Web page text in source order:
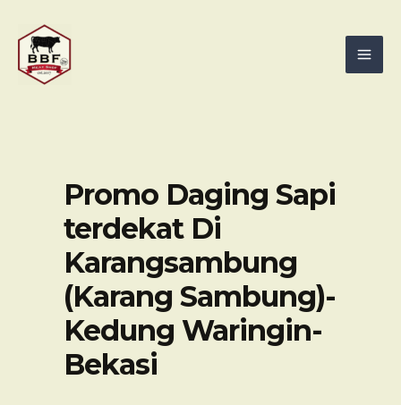
content
Promo Daging Sapi
terdekat Di
Karangsambung
(Karang Sambung)-
Kedung Waringin-
Bekasi